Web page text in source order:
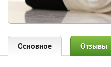
Основное Отзывы